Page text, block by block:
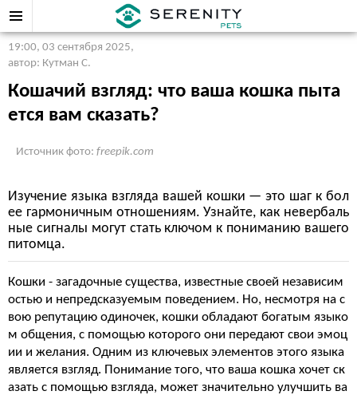
19:00, 03 сентября 2025,
автор: Кутман С.
Кошачий взгляд: что ваша кошка пыта
ется вам сказать?
Источник фото: freepik.com
Изучение языка взгляда вашей кошки — это шаг к бол
ее гармоничным отношениям. Узнайте, как невербаль
ные сигналы могут стать ключом к пониманию вашего
питомца.
Кошки - загадочные существа, известные своей независим
остью и непредсказуемым поведением. Но, несмотря на с
вою репутацию одиночек, кошки обладают богатым языко
м общения, с помощью которого они передают свои эмоц
ии и желания. Одним из ключевых элементов этого языка
является взгляд. Понимание того, что ваша кошка хочет ск
азать с помощью взгляда, может значительно улучшить ва